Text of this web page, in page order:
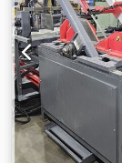
инструменти и
и режещи
Височина на
Скорост на
острие: 2840
Размер на
kW
ленти: 2,4 kVA
x 1850 mm